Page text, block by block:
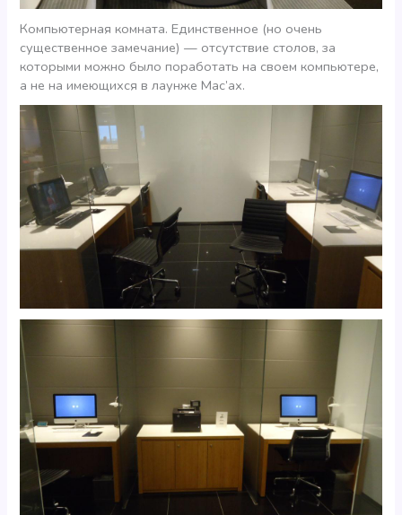
Компьютерная комната. Единственное (но очень
существенное замечание) — отсутствие столов, за
которыми можно было поработать на своем компьютере,
а не на имеющихся в лаунже Mac’ах.